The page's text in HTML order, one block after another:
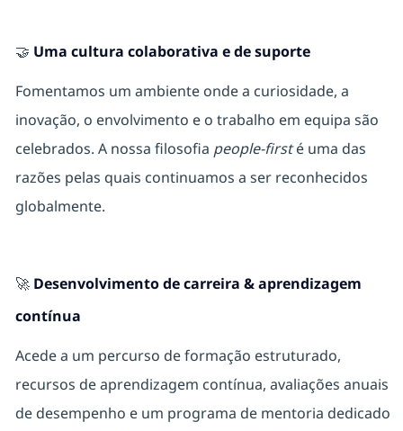
🤝 Uma cultura colaborativa e de suporte
Fomentamos um ambiente onde a curiosidade, a
inovação, o envolvimento e o trabalho em equipa são
celebrados. A nossa filosofia people-firsté uma das
razões pelas quais continuamos a ser reconhecidos
globalmente.
🚀 Desenvolvimento de carreira & aprendizagem
contínua
Acede a um percurso de formação estruturado,
recursos de aprendizagem contínua, avaliações anuais
de desempenho e um programa de mentoria dedicado